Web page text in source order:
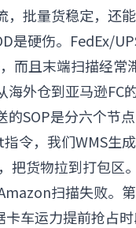
，批量货稳定，还
是硬伤。FedEx/
而且末端扫描经常
海外仓到亚马逊FC
的SOP是分六个节
令，我们WMS生
把货物拉到打包区
扫描失败。
车运力提前抢占时